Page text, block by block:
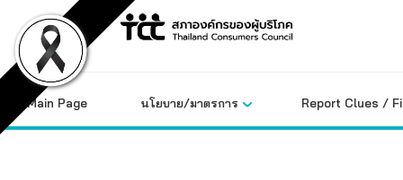
content
Main Page นโยบาย/มาตรการ Report Clues /